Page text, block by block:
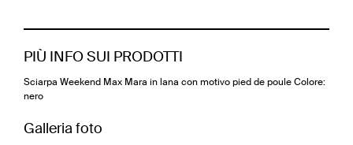
PIÙ INFO SUI PRODOTTI
Sciarpa Weekend Max Mara in lana con motivo pied de poule Colore:
nero
Galleria foto